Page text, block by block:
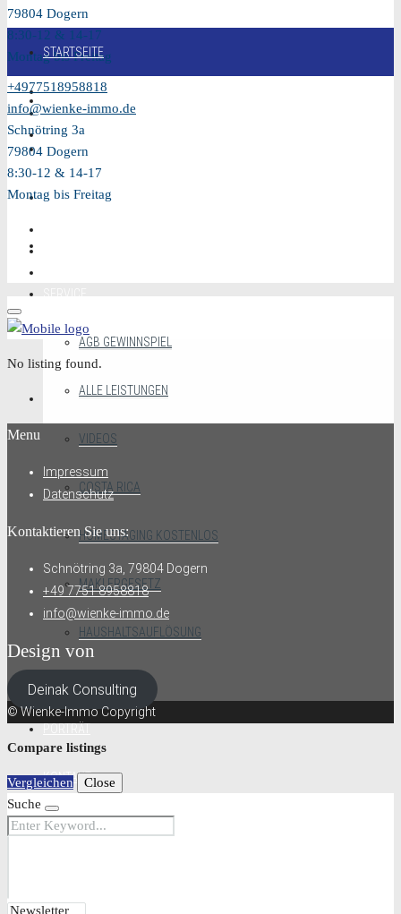
79804 Dogern
8:30-12 & 14-17
Montag bis Freitag
STARTSEITE
VERKAUFEN
MIETEN
AGB GEWINNSPIEL
ALLE LEISTUNGEN
VIDEOS
COSTA RICA
HOMESTAGING KOSTENLOS
MAKLERGESETZ
HAUSHALTSAUFLÖSUNG
KONTAKT
+4977518958818
info@wienke-immo.de
Schnötring 3a
79804 Dogern
8:30-12 & 14-17
Montag bis Freitag
No listing found.
Menu
Impressum
Datenschutz
Kontaktieren Sie uns:
Schnötring 3a, 79804 Dogern
+49 7751 8958818
info@wienke-immo.de
Design von
Deinak Consulting
© Wienke-Immo Copyright
Compare listings
Vergleichen
Close
Suche